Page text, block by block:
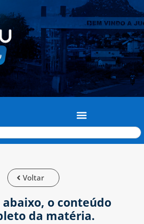
Voltar
o conteúdo
da matéria.